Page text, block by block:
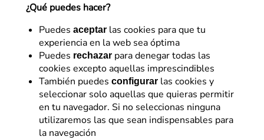
¿Qué puedes hacer?
Puedes aceptar las cookies para que tu
experiencia en la web sea óptima
Puedes rechazar para denegar todas las
cookies excepto aquellas imprescindibles
También puedes configurar las cookies y
seleccionar solo aquellas que quieras permitir
en tu navegador. Si no seleccionas ninguna
utilizaremos las que sean indispensables para
la navegación
Referentes en diseño y optimización digital con más
de 15 años de experiencia. Impulsamos la
rentabilidad de los negocios con un enfoque de
trabajo propio: Business eXperience Optimization
(BXOp).
9 de junio de 2014